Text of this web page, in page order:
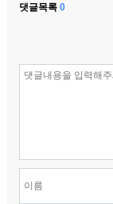
댓글목록 0